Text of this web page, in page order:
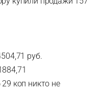
руб.
коп никто не